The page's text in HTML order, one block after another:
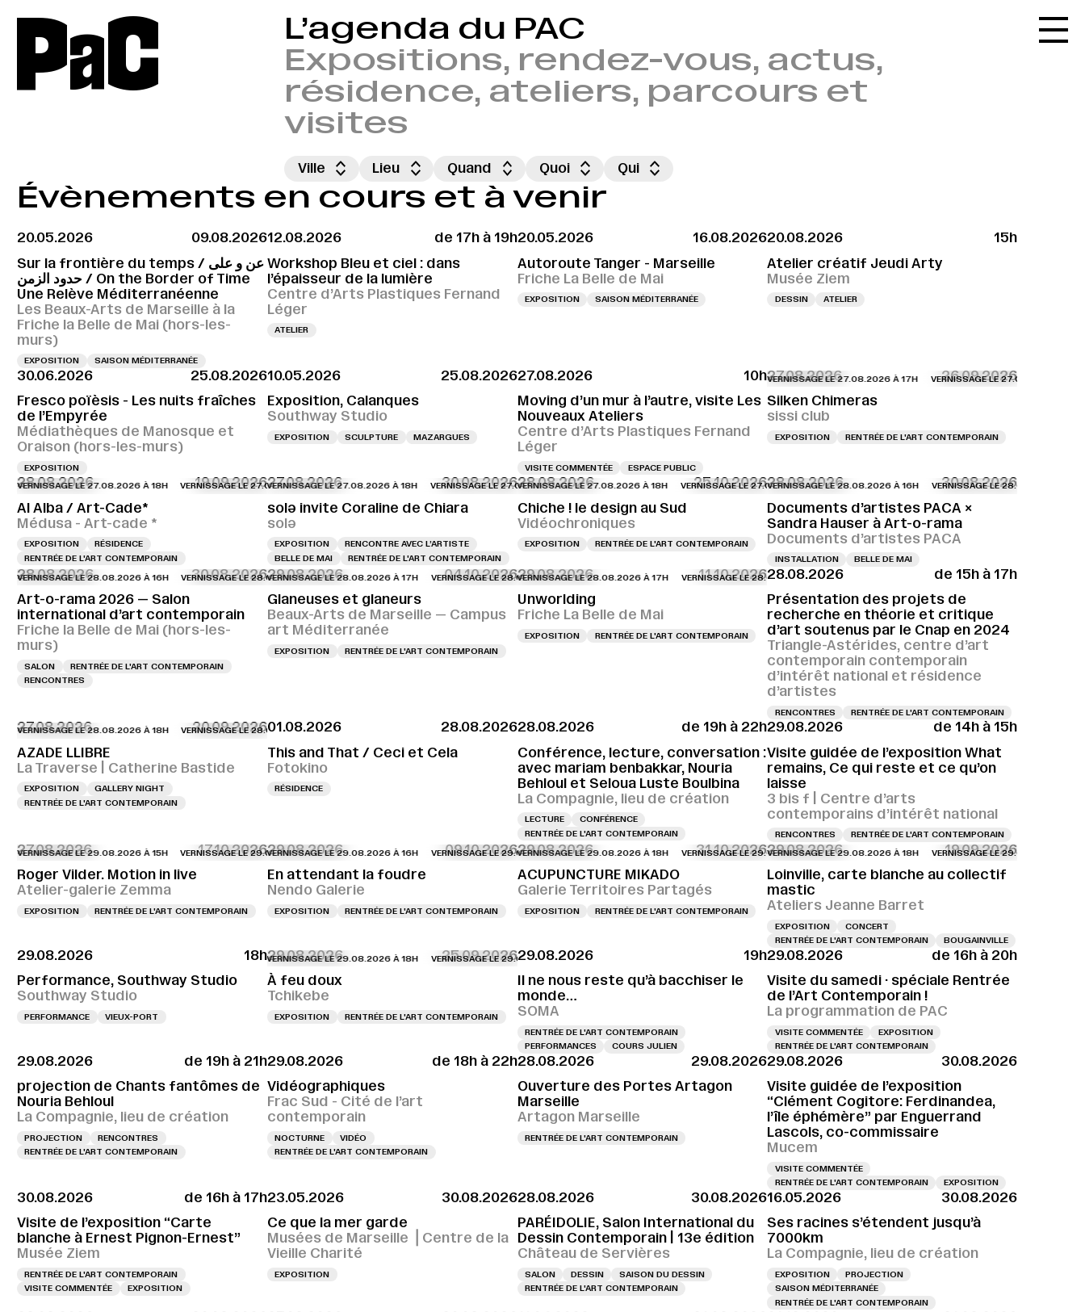
PaC
Accueil
Le journal
L’agenda du PAC
Expositions, rendez-vous, actus,
résidence, ateliers, parcours et
visites
Ville Lieu Quand Quoi Qui
Évènements en cours et à venir
20.05.2026
09.08.2026
Sur la frontière du temps / عن و على
حدود الزمن / On the Border of Time
Une Relève Méditerranéenne
Les Beaux-Arts de Marseille à la
Friche la Belle de Mai (hors-les-
murs)
EXPOSITION SAISON MÉDITERRANÉE
12.08.2026
de 17h à 19h
Workshop Bleu et ciel : dans
l’épaisseur de la lumière
Centre d’Arts Plastiques Fernand
Léger
ATELIER
20.05.2026
16.08.2026
Autoroute Tanger - Marseille
Friche La Belle de Mai
EXPOSITION SAISON MÉDITERRANÉE
20.08.2026
15h
Atelier créatif Jeudi Arty
Musée Ziem
DESSIN ATELIER
30.06.2026
25.08.2026
Fresco poïèsis - Les nuits fraîches
de l’Empyrée
Médiathèques de Manosque et
Oraison (hors-les-murs)
EXPOSITION
10.05.2026
25.08.2026
Exposition, Calanques
Southway Studio
EXPOSITION SCULPTURE MAZARGUES
27.08.2026
10h
Moving d’un mur à l’autre, visite Les
Nouveaux Ateliers
Centre d’Arts Plastiques Fernand
Léger
VISITE COMMENTÉE ESPACE PUBLIC
27.08.2026 26.09.2026
VERNISSAGE LE 27.08.2026 À 17H VERNISSAGE LE 27.08.2026 À 17H
Silken Chimeras
sissi club
EXPOSITION RENTRÉE DE L'ART CONTEMPORAIN
28.08.2026 19.09.2026
LE 27.08.2026 À 18H VERNISSAGE LE 27.08.2026 À 18H VERNISSAGE LE 27.08.2026 À 18H VERNISSAGE LE 27.08.2026 À 18H VERNISSAGE LE 27.08.2026 À 18H VERNISSAGE LE 27.08.2026 À 18H
Al Alba / Art-Cade*
Médusa - Art-cade *
EXPOSITION
RÉSIDENCE
RENTRÉE DE L'ART CONTEMPORAIN
27.08.2026 30.08.2026
VERNISSAGE LE 27.08.2026 À 18H VERNISSAGE LE 27.08.2026 À 18H VERNISSAGE LE 27.08.2026 À 18H VERNISSAGE LE 27.08.2026 À 18H VERNISSAGE LE 27.08.2026 À 18H
solə invite Coraline de Chiara
solə
EXPOSITION
RENCONTRE AVEC L’ARTISTE
BELLE DE MAI
RENTRÉE DE L'ART CONTEMPORAIN
28.08.2026 25.10.2026
VERNISSAGE LE 27.08.2026 À 18H VERNISSAGE LE 27.08.2026 À 18H VERNISSAGE LE 27.08.2026 À 18H VERNISSAGE LE
Chiche ! le design au Sud
Vidéochroniques
EXPOSITION RENTRÉE DE L'ART CONTEMPORAIN
28.08.2026 30.08.2026
VERNISSAGE LE 28.08.2026 À 16H VERNISSAGE LE 28.08.2026 À 16H
Documents d’artistes PACA ×
Sandra Hauser à Art-o-rama
Documents d’artistes PACA
INSTALLATION BELLE DE MAI
28.08.2026 30.08.2026
LE 28.08.2026 À 16H VERNISSAGE LE 28.08.2026 À 16H VERNISSAGE LE 28.08.2026 À 16H VERNISSAGE LE 28.08.2026 À 16H VERNISSAGE LE 28.08.2026 À 16H VERNISSAGE LE 28.08.2026 À 16H
Art-o-rama 2026 — Salon
international d’art contemporain
Friche la Belle de Mai (hors-les-
murs)
SALON
RENTRÉE DE L'ART CONTEMPORAIN
RENCONTRES
29.08.2026 04.10.2026
VERNISSAGE LE 28.08.2026 À 17H VERNISSAGE LE 28.08.2026 À 17H VERNISSAGE LE 28.08.2026 À 17H VERNISSAGE LE 28.08.2026 À 17H VERNISSAGE LE 28.08.2026 À 17H
Glaneuses et glaneurs
Beaux-Arts de Marseille — Campus
art Méditerranée
EXPOSITION RENTRÉE DE L'ART CONTEMPORAIN
29.08.2026 11.10.2026
VERNISSAGE LE 28.08.2026 À 17H VERNISSAGE LE 28.08.2026 À 17H VERNISSAGE LE 28.08.2026 À 17H VERNISSAGE LE
Unworlding
Friche La Belle de Mai
EXPOSITION RENTRÉE DE L'ART CONTEMPORAIN
28.08.2026
de 15h à 17h
Présentation des projets de
recherche en théorie et critique
d’art soutenus par le Cnap en 2024
Triangle-Astérides, centre d’art
contemporain contemporain
d’intérêt national et résidence
d’artistes
RENCONTRES RENTRÉE DE L'ART CONTEMPORAIN
27.08.2026 20.09.2026
LE 28.08.2026 À 18H VERNISSAGE LE 28.08.2026 À 18H VERNISSAGE LE 28.08.2026 À 18H VERNISSAGE LE 28.08.2026 À 18H VERNISSAGE LE 28.08.2026 À 18H VERNISSAGE LE 28.08.2026 À 18H
AZADE LLIBRE
La Traverse | Catherine Bastide
EXPOSITION
GALLERY NIGHT
RENTRÉE DE L'ART CONTEMPORAIN
01.08.2026
28.08.2026
This and That / Ceci et Cela
Fotokino
RÉSIDENCE
28.08.2026
de 19h à 22h
Conférence, lecture, conversation :
avec mariam benbakkar, Nouria
Behloul et Seloua Luste Boulbina
La Compagnie, lieu de création
LECTURE
CONFÉRENCE
RENTRÉE DE L'ART CONTEMPORAIN
29.08.2026
de 14h à 15h
Visite guidée de l’exposition What
remains, Ce qui reste et ce qu’on
laisse
3 bis f | Centre d’arts
contemporains d’intérêt national
RENCONTRES RENTRÉE DE L'ART CONTEMPORAIN
27.08.2026 17.10.2026
LE 29.08.2026 À 15H VERNISSAGE LE 29.08.2026 À 15H VERNISSAGE LE 29.08.2026 À 15H VERNISSAGE LE 29.08.2026 À 15H VERNISSAGE LE 29.08.2026 À 15H VERNISSAGE LE 29.08.2026 À 15H
Roger Vilder. Motion in live
Atelier-galerie Zemma
EXPOSITION RENTRÉE DE L'ART CONTEMPORAIN
29.08.2026 09.10.2026
VERNISSAGE LE 29.08.2026 À 16H VERNISSAGE LE 29.08.2026 À 16H VERNISSAGE LE 29.08.2026 À 16H VERNISSAGE LE 29.08.2026 À 16H VERNISSAGE LE 29.08.2026 À 16H
En attendant la foudre
Nendo Galerie
EXPOSITION RENTRÉE DE L'ART CONTEMPORAIN
29.08.2026 31.10.2026
VERNISSAGE LE 29.08.2026 À 18H VERNISSAGE LE 29.08.2026 À 18H VERNISSAGE LE 29.08.2026 À 18H VERNISSAGE LE
ACUPUNCTURE MIKADO
Galerie Territoires Partagés
EXPOSITION RENTRÉE DE L'ART CONTEMPORAIN
29.08.2026 19.09.2026
VERNISSAGE LE 29.08.2026 À 18H VERNISSAGE LE 29.08.2026 À 18H
Loinville, carte blanche au collectif
mastic
Ateliers Jeanne Barret
EXPOSITION
CONCERT
RENTRÉE DE L'ART CONTEMPORAIN
BOUGAINVILLE
29.08.2026
18h
Performance, Southway Studio
Southway Studio
PERFORMANCE VIEUX-PORT
29.08.2026 25.09.2026
VERNISSAGE LE 29.08.2026 À 18H VERNISSAGE LE 29.08.2026 À 18H VERNISSAGE LE 29.08.2026 À 18H VERNISSAGE LE 29.08.2026 À 18H VERNISSAGE LE 29.08.2026 À 18H
À feu doux
Tchikebe
EXPOSITION RENTRÉE DE L'ART CONTEMPORAIN
29.08.2026
19h
Il ne nous reste qu’à bacchiser le
monde…
SOMA
RENTRÉE DE L'ART CONTEMPORAIN
PERFORMANCES
COURS JULIEN
29.08.2026
de 16h à 20h
Visite du samedi · spéciale Rentrée
de l’Art Contemporain !
La programmation de PAC
VISITE COMMENTÉE
EXPOSITION
RENTRÉE DE L'ART CONTEMPORAIN
29.08.2026
de 19h à 21h
projection de Chants fantômes de
Nouria Behloul
La Compagnie, lieu de création
PROJECTION
RENCONTRES
RENTRÉE DE L'ART CONTEMPORAIN
29.08.2026
de 18h à 22h
Vidéographiques
Frac Sud - Cité de l’art
contemporain
NOCTURNE
VIDÉO
RENTRÉE DE L'ART CONTEMPORAIN
28.08.2026
29.08.2026
Ouverture des Portes Artagon
Marseille
Artagon Marseille
RENTRÉE DE L'ART CONTEMPORAIN
29.08.2026
30.08.2026
Visite guidée de l’exposition
“Clément Cogitore: Ferdinandea,
l’île éphémère” par Enguerrand
Lascols, co-commissaire
Mucem
VISITE COMMENTÉE
RENTRÉE DE L'ART CONTEMPORAIN
EXPOSITION
30.08.2026
de 16h à 17h
Visite de l’exposition “Carte
blanche à Ernest Pignon-Ernest”
Musée Ziem
RENTRÉE DE L'ART CONTEMPORAIN
VISITE COMMENTÉE
EXPOSITION
23.05.2026
30.08.2026
Ce que la mer garde
Musées de Marseille ⎪Centre de la
Vieille Charité
EXPOSITION
28.08.2026
30.08.2026
PARÉIDOLIE, Salon International du
Dessin Contemporain | 13e édition
Château de Servières
SALON DESSIN
SAISON DU DESSIN
RENTRÉE DE L'ART CONTEMPORAIN
16.05.2026
30.08.2026
Ses racines s’étendent jusqu’à
7000km
La Compagnie, lieu de création
EXPOSITION
PROJECTION
SAISON MÉDITERRANÉE
RENTRÉE DE L'ART CONTEMPORAIN